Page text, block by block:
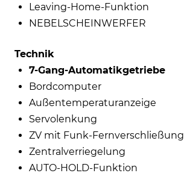
Leaving-Home-Funktion
NEBELSCHEINWERFER
Technik
7-Gang-Automatikgetriebe
Bordcomputer
Außentemperaturanzeige
Servolenkung
ZV mit Funk-Fernverschließung
Zentralverriegelung
AUTO-HOLD-Funktion